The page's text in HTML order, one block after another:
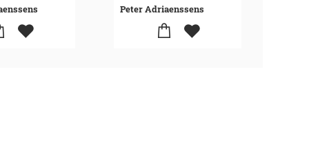
Peter Adriaenssens